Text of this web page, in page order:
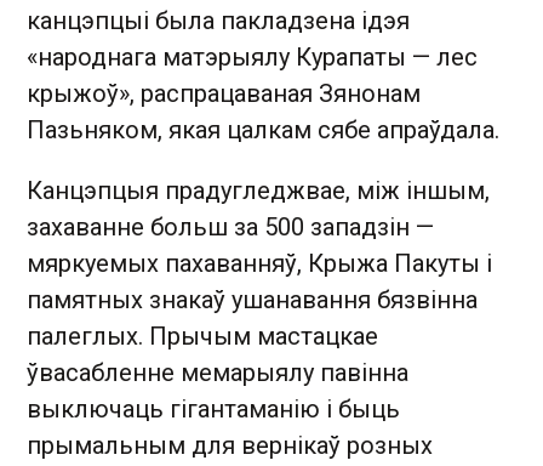
канцэпцыі была пакладзена ідэя
«народнага матэрыялу Курапаты — лес
крыжоў», распрацаваная Зянонам
Пазьняком, якая цалкам сябе апраўдала.
Канцэпцыя прадугледжвае, між іншым,
захаванне больш за 500 западзін —
мяркуемых пахаванняў, Крыжа Пакуты і
памятных знакаў ушанавання бязвінна
палеглых. Прычым мастацкае
ўвасабленне мемарыялу павінна
выключаць гігантаманію і быць
прымальным для вернікаў розных